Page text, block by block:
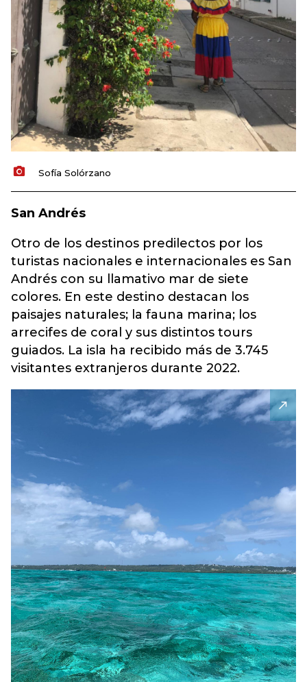
Sofía Solórzano
San Andrés
Otro de los destinos predilectos por los
turistas nacionales e internacionales es San
Andrés con su llamativo mar de siete
colores. En este destino destacan los
paisajes naturales; la fauna marina; los
arrecifes de coral y sus distintos tours
guiados. La isla ha recibido más de 3.745
visitantes extranjeros durante 2022.